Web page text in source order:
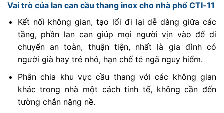
Vai trò của lan can cầu thang inox cho nhà phố CTI-11
Kết nối không gian, tạo lối đi lại dễ dàng giữa các
tầng, phần lan can giúp mọi người vịn vào để di
chuyển an toàn, thuận tiện, nhất là gia đình có
người già hay trẻ nhỏ, hạn chế té ngã nguy hiểm.
Phân chia khu vực cầu thang với các không gian
khác trong nhà một cách tinh tế, không cần đến
tường chắn nặng nề.